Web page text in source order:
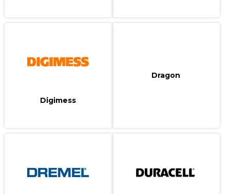
Digimess
Dragon